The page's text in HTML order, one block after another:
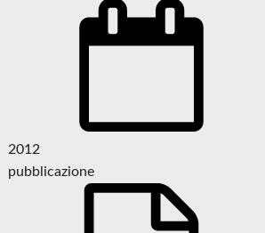
2012
pubblicazione